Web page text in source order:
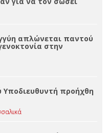
4χρονος σε πισίνα
για να τον σώσει
στην